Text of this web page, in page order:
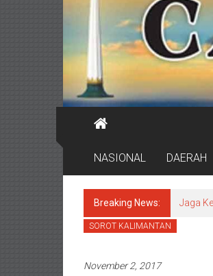
NASIONAL DAERAH
Breaking News: Jaga
SOROT KALIMANTAN
November 2, 2017